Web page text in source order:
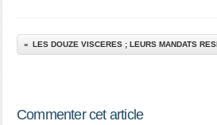
Commenter cet article